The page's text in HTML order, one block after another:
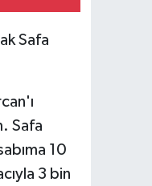
Safa
Safa
10
3 bin